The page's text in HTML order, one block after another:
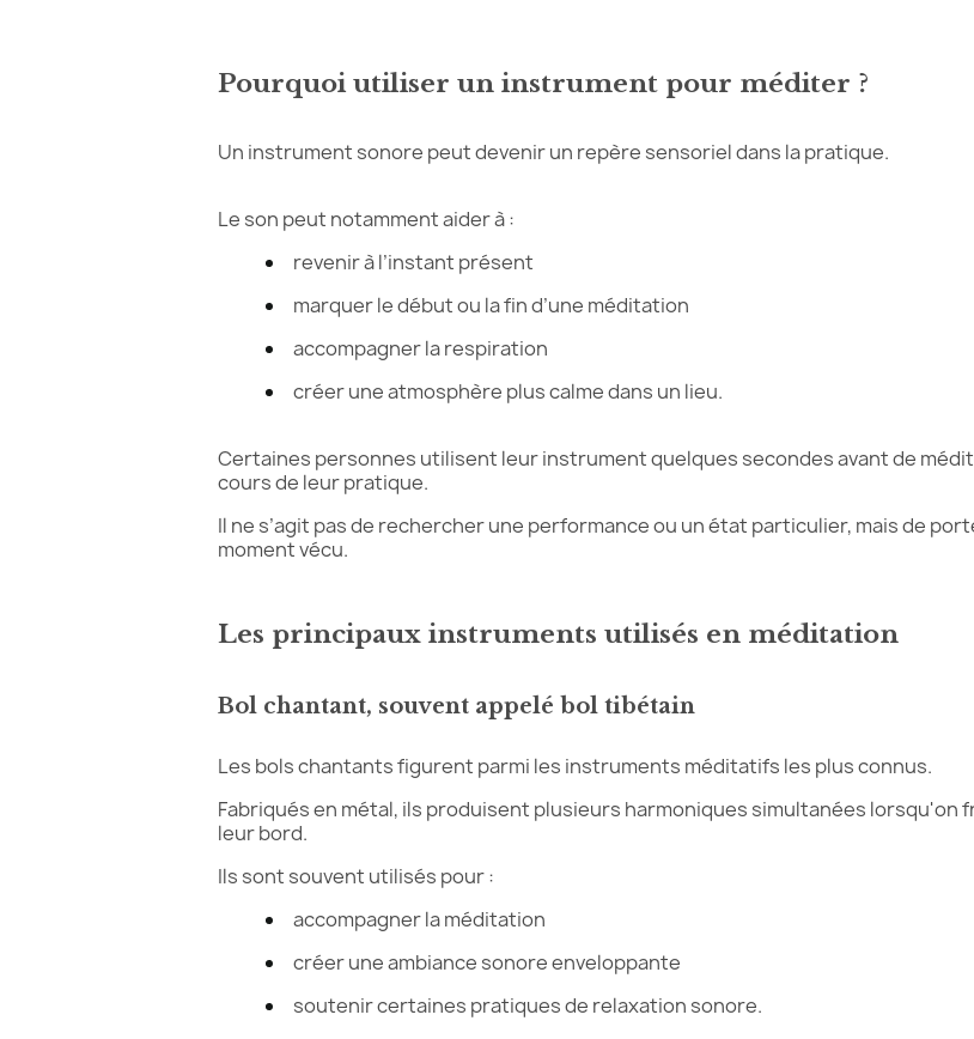
Pourquoi utiliser un instrument pour méditer ?
Un instrument sonore peut devenir un repère sensoriel dans la pratique.
Le son peut notamment aider à :
revenir à l’instant présent
marquer le début ou la fin d’une méditation
accompagner la respiration
créer une atmosphère plus calme dans un lieu.
Certaines personnes utilisent leur instrument quelques secondes avant de
cours de leur pratique.
Il ne s’agit pas de rechercher une performance ou un état particulier, mais de
moment vécu.
Les principaux instruments utilisés en méditation
Bol chantant, souvent appelé bol tibétain
Les bols chantants figurent parmi les instruments méditatifs les plus connus.
Fabriqués en métal, ils produisent plusieurs harmoniques simultanées lorsqu'on
leur bord.
Ils sont souvent utilisés pour :
accompagner la méditation
créer une ambiance sonore enveloppante
soutenir certaines pratiques de relaxation sonore.